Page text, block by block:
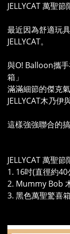
JELLYCAT 萬聖
最近因為舒適玩
JELLYCAT。
與O! Balloon攜
箱」
滿滿細節的傑克
JELLYCAT木乃伊
這樣強強聯合的
JELLYCAT 萬聖
1. 16吋(直徑約
2. Mummy Bob
3. 黑色萬聖驚喜